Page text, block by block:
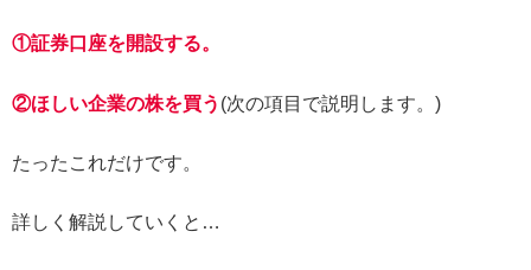
①証券口座を開設する。
②ほしい企業の株を買う (次の項目で説明します。)
たったこれだけです。
詳しく解説していくと…